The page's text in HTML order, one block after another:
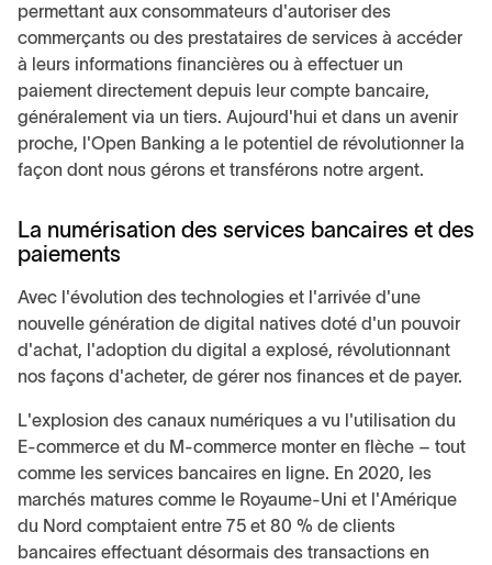
permettant aux consommateurs d'autoriser des
commerçants ou des prestataires de services à accéder
à leurs informations financières ou à effectuer un
paiement directement depuis leur compte bancaire,
généralement via un tiers. Aujourd'hui et dans un avenir
proche, l'Open Banking a le potentiel de révolutionner la
façon dont nous gérons et transférons notre argent.
La numérisation des services bancaires et des
paiements
Avec l'évolution des technologies et l'arrivée d'une
nouvelle génération de digital natives doté d'un pouvoir
d'achat, l'adoption du digital a explosé, révolutionnant
nos façons d'acheter, de gérer nos finances et de payer.
L'explosion des canaux numériques a vu l'utilisation du
E-commerce et du M-commerce monter en flèche – tout
comme les services bancaires en ligne. En 2020, les
marchés matures comme le Royaume-Uni et l'Amérique
du Nord comptaient entre 75 et 80 % de clients
bancaires effectuant désormais des transactions en